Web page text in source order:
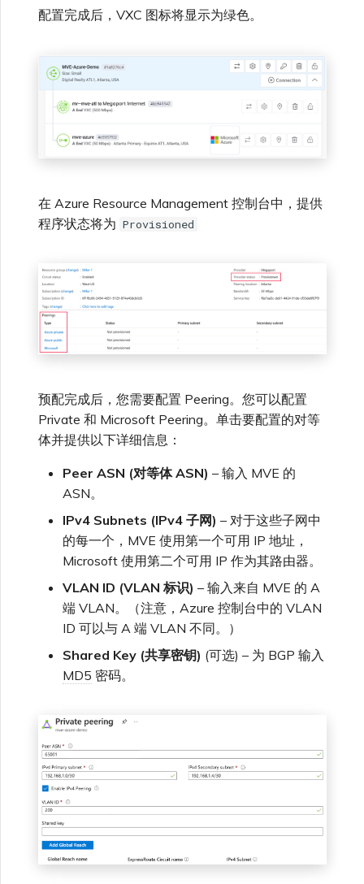
配置完成后，VXC 图标将显示为绿色。
在 Azure Resource Management 控制台中，提供
程序状态将为 Provisioned
预配完成后，您需要配置 Peering。您可以配置
Private 和 Microsoft Peering。单击要配置的对等
体并提供以下详细信息：
Peer ASN (对等体 ASN) – 输入 MVE 的
ASN。
IPv4 Subnets (IPv4 子网) – 对于这些子网中
的每一个，MVE 使用第一个可用 IP 地址，
Microsoft 使用第二个可用 IP 作为其路由器。
VLAN ID (VLAN 标识) – 输入来自 MVE 的 A
端 VLAN。（注意，Azure 控制台中的 VLAN
ID 可以与 A 端 VLAN 不同。）
Shared Key (共享密钥) (可选) – 为 BGP 输入
MD5 密码。